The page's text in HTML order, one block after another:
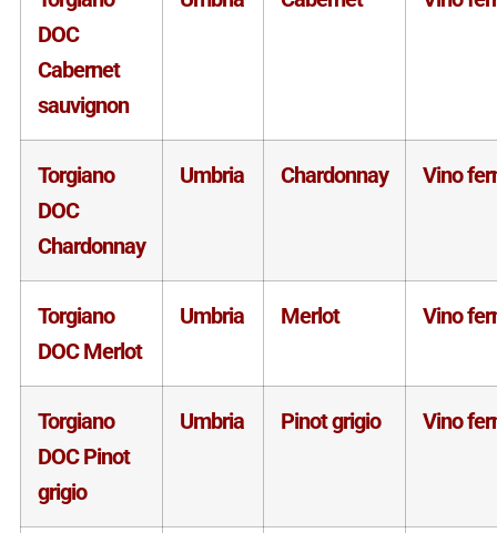
DOC
Cabernet
sauvignon
Torgiano
DOC
Chardonnay
Umbria Chardonnay Vino
Torgiano
DOC Merlot
Umbria Merlot Vino
Torgiano
DOC Pinot
grigio
Umbria Pinot grigio Vino